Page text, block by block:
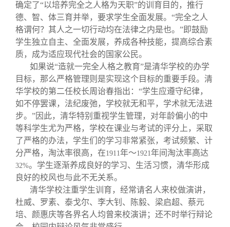
确定了“以培养完全之人格为天职”的训育目的，推行
德、智、体三育并举，要求学生全面发展。“完全之人
格谓何？其人之一切行动均在法律之内是也。”即鼓励
学生独立自主、全面发展，养成各种技能，提高综合素
质，成为适应现代社会的国家公民。
如果说“造就一完全人格之教育”是清华学校的办学
目标，那么严格管理则是实现这个目标的重要手段。清
华学校的第二任校长周诒春指出：“学生应遵守纪律，
如不停罢课，法纪废弛，学校就无和平，学术就无法进
步。”因此，清华特别重视学生管理，对年龄偏小的中
等科学生尤为严格，学校在课业与考试的评分上，采取
了严格的办法，学生们的学习非常紧张，考试频繁、计
分严格，淘汰率很高，在1911年～1921年间淘汰率高达
32%。学生逐渐养成良好的学习、生活习惯，清华形成
良好的校风也与此不无关系。
清华学校注重学生训育，经常请名人来校做演讲，
杜威、罗素、泰戈尔、李大钊、陈毅、梁启超、蔡元
培、颜惠庆等各界名人均曾来校演讲；还不时举行辩论